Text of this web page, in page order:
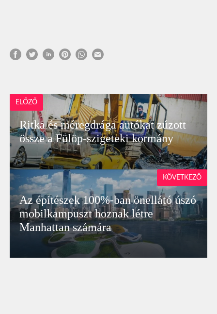
ELŐZŐ
Ritka és méregdrága autókat zúzott
össze a Fülöp-szigeteki kormány
Az építészek 100%-ban önellátó úszó
mobilkampuszt hoznak létre
Manhattan számára
KÖVETKEZŐ